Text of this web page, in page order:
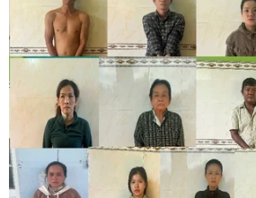
Binh sỹ Hàn Quốc tuần tra gần khu phi
Triều thuộc Goseong, tỉnh
AFP/TTXVN)
Theo AFP, ngày 20/10, Hàn
Triều Tiên về các hành động
lĩnh" - động thái diễn ra sau